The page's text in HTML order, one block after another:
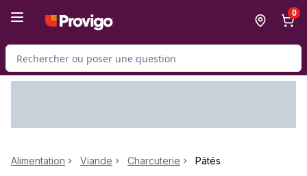
0
Rechercher des produits
Alimentation Viande Charcuterie Pâtés